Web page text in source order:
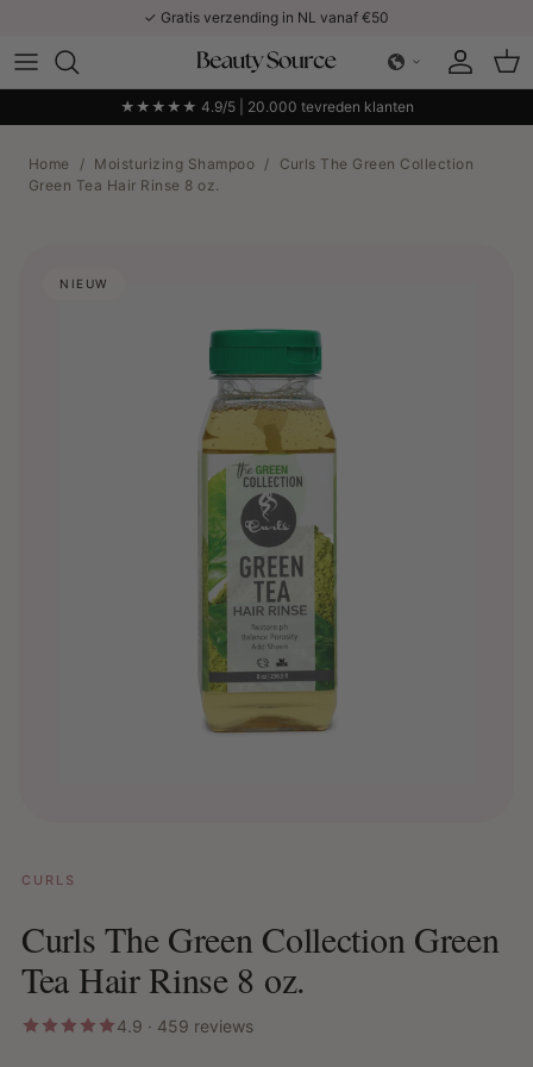
✓ Gratis verzending in NL vanaf €50
Account
★★★★★ 4.9/5 | 20.000 tevreden klanten
Home / Moisturizing Shampoo /
Curls The Green Collection
Green Tea Hair Rinse 8 oz.
NIEUW
CURLS
Curls The Green Collection Green
Tea Hair Rinse 8 oz.
4.9 · 459 reviews